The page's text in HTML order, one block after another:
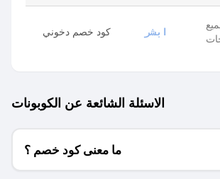
كود خصم دخوني ابشر
الاسئلة الشائعة عن الكوبونات
ما معنى كود خصم ؟